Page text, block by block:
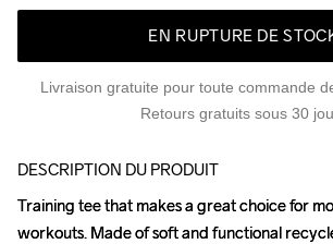
EN RUPTURE DE
Livraison gratuite pour toute commande
Retours gratuits sous 30
DESCRIPTION DU PRODUIT
Training tee that makes a great choice for
workouts. Made of soft and functional
Training tee that makes a great choice for
workouts. Made of soft and functional